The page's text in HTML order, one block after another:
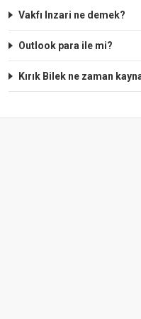
Vakfı Inzari ne demek?
Outlook para ile mi?
Kırık Bilek ne zaman